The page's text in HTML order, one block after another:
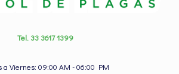
Tel. 33 3617 1399
a Viernes: 09:00 AM - 06:00 PM